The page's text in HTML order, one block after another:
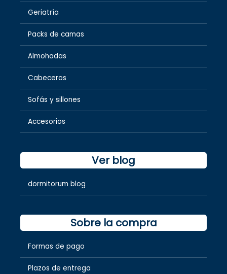
Geriatría
Packs de camas
Almohadas
Cabeceros
Sofás y sillones
Accesorios
Ver blog
dormitorum blog
Sobre la compra
Formas de pago
Plazos de entrega